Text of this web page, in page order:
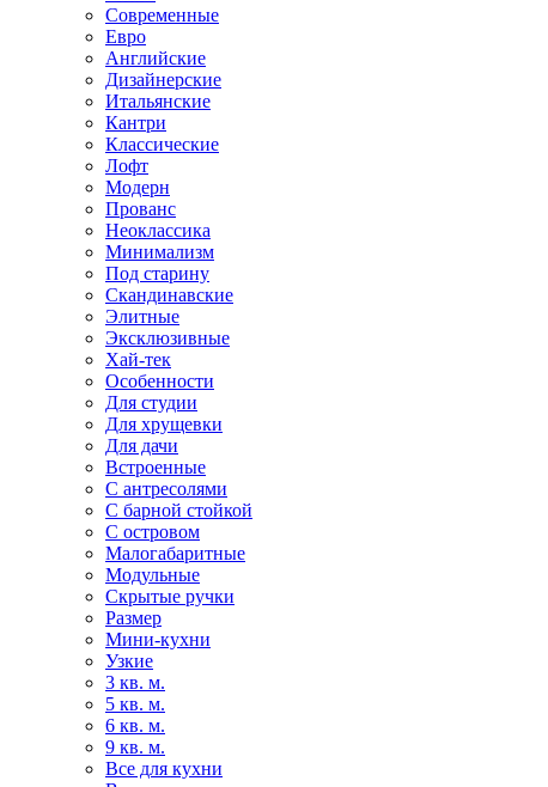
Современные
Евро
Английские
Дизайнерские
Итальянские
Кантри
Классические
Лофт
Модерн
Прованс
Неоклассика
Минимализм
Под старину
Скандинавские
Элитные
Эксклюзивные
Хай-тек
Особенности
Для студии
Для хрущевки
Для дачи
Встроенные
С антресолями
С барной стойкой
С островом
Малогабаритные
Модульные
Скрытые ручки
Размер
Мини-кухни
Узкие
3 кв. м.
5 кв. м.
6 кв. м.
9 кв. м.
Все для кухни